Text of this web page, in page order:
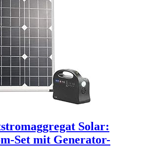
Solar:
Set mit Generator-